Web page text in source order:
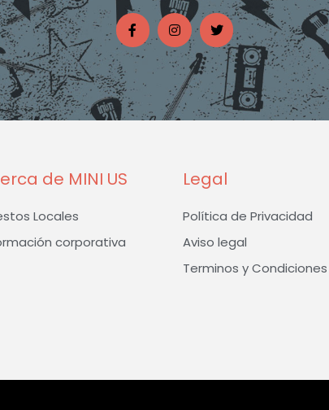
F
a
c
e
b
o
o
k
-
I
n
s
t
a
g
r
a
m
T
w
i
t
t
e
r
de MINI US
Locales
corporativa
Legal
Política de Privacidad
Aviso legal
Terminos y Condiciones